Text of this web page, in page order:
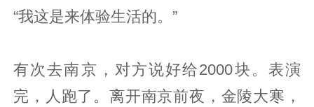
“我这是来体验生活的。”
有次去南京，对方说好给2000块。表演
完，人跑了。离开南京前夜，金陵大寒，